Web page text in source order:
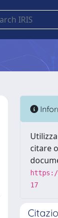
citare
17